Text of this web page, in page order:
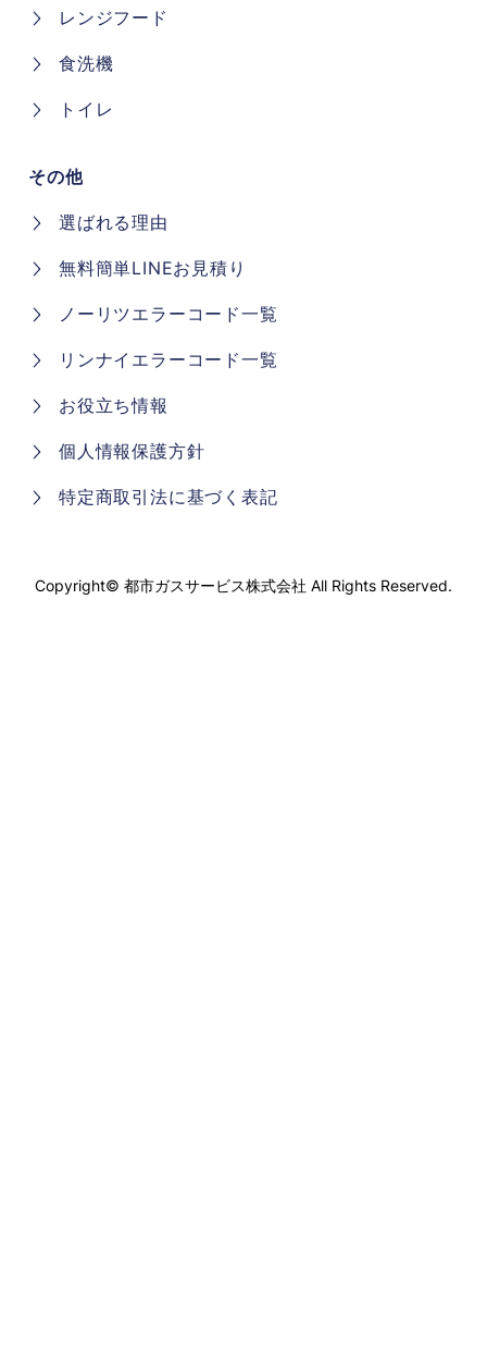
Copyright© 都市ガスサービス株式会社 All Rights Reserved.
トイレ
食洗機
レンジフード
個人情報保護方針
お役立ち情報
リンナイエラーコード一覧
ノーリツエラーコード一覧
無料簡単LINEお見積り
選ばれる理由
その他
特定商取引法に基づく表記